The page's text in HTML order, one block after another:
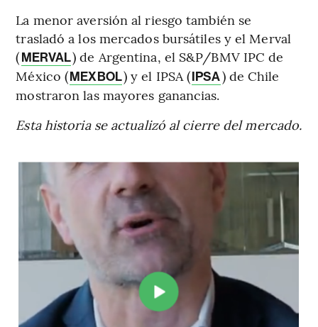
La menor aversión al riesgo también se
trasladó a los mercados bursátiles y el Merval
(MERVAL) de Argentina, el S&P/BMV IPC de
México (MEXBOL) y el IPSA (IPSA) de Chile
mostraron las mayores ganancias.
Esta historia se actualizó al cierre del mercado.